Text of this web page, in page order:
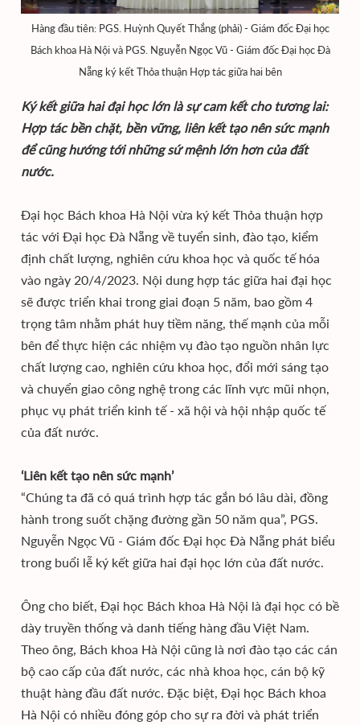
Hàng đầu tiên: PGS. Huỳnh Quyết Thắng (phải) - Giám đốc Đại học
Bách khoa Hà Nội và PGS. Nguyễn Ngọc Vũ - Giám đốc Đại học Đà
Nẵng ký kết Thỏa thuận Hợp tác giữa hai bên
Ký kết giữa hai đại học lớn là sự cam kết cho tương lai:
Hợp tác bền chặt, bền vững, liên kết tạo nên sức mạnh
để cũng hướng tới những sứ mệnh lớn hơn của đất
nước.
Đại học Bách khoa Hà Nội vừa ký kết Thỏa thuận hợp
tác với Đại học Đà Nẵng về tuyển sinh, đào tạo, kiểm
định chất lượng, nghiên cứu khoa học và quốc tế hóa
vào ngày 20/4/2023. Nội dung hợp tác giữa hai đại học
sẽ được triển khai trong giai đoạn 5 năm, bao gồm 4
trọng tâm nhằm phát huy tiềm năng, thế mạnh của mỗi
bên để thực hiện các nhiệm vụ đào tạo nguồn nhân lực
chất lượng cao, nghiên cứu khoa học, đổi mới sáng tạo
và chuyển giao công nghệ trong các lĩnh vực mũi nhọn,
phục vụ phát triển kinh tế - xã hội và hội nhập quốc tế
của đất nước.
‘Liên kết tạo nên sức mạnh’
“Chúng ta đã có quá trình hợp tác gắn bó lâu dài, đồng
hành trong suốt chặng đường gần 50 năm qua”, PGS.
Nguyễn Ngọc Vũ - Giám đốc Đại học Đà Nẵng phát biểu
trong buổi lễ ký kết giữa hai đại học lớn của đất nước.
Ông cho biết, Đại học Bách khoa Hà Nội là đại học có bề
dày truyền thống và danh tiếng hàng đầu Việt Nam.
Theo ông, Bách khoa Hà Nội cũng là nơi đào tạo các cán
bộ cao cấp của đất nước, các nhà khoa học, cán bộ kỹ
thuật hàng đầu đất nước. Đặc biệt, Đại học Bách khoa
Hà Nội có nhiều đóng góp cho sự ra đời và phát triển